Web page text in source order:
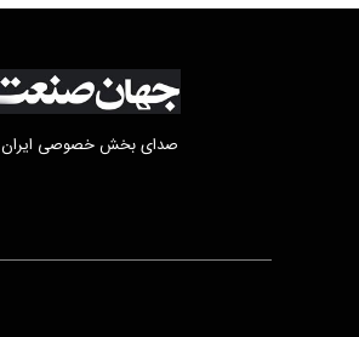
صدای بخش خصوصی ایران